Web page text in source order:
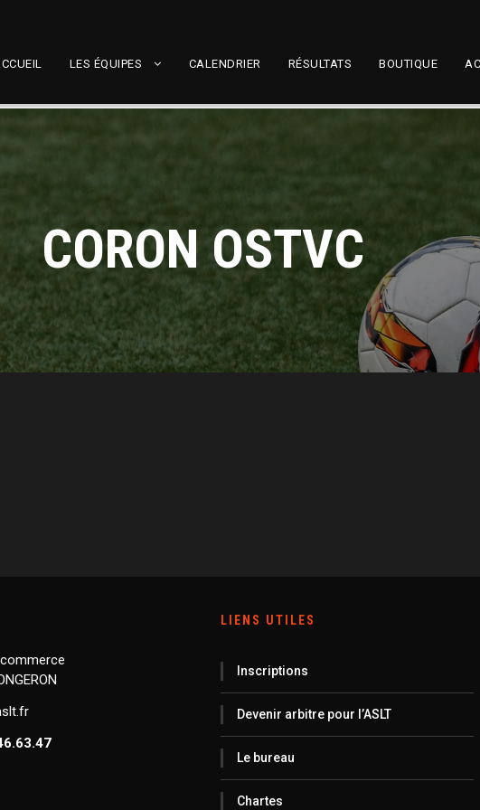
LES ÉQUIPES CALENDRIER RÉSULTATS BOUTIQUE
CORON OSTVC
LIENS UTILES
Inscriptions
Devenir arbitre pour l’ASLT
Le bureau
Chartes